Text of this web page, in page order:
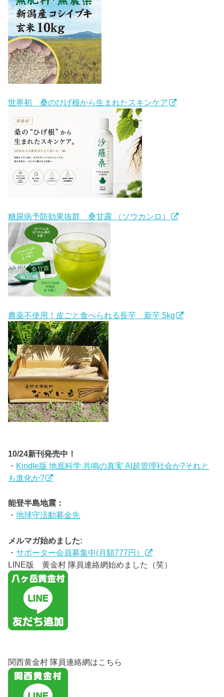
世界初 桑のひげ根から生まれたスキンケア
糖尿病予防効果抜群 桑甘露 （ソウカンロ）
農薬不使用！皮ごと食べられる長芋 新芋 5kg
10/24新刊発売中！
・ Kindle版 地底科学 共鳴の真実 AI超管理社会か?それと
も進化か?
能登半島地震：
・地球守活動募金先
メルマガ始めました:
・サポーター会員募集中(月額777円）
LINE版 黄金村 隊員連絡網始めました（笑）
関西黄金村 隊員連絡網はこちら